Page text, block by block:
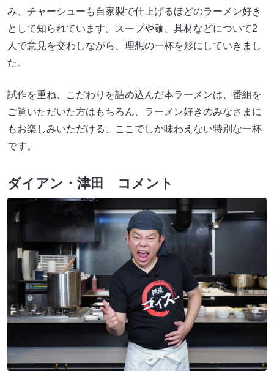
み、チャーシューも自家製で仕上げるほどのラーメン好き
として知られています。スープや麺、具材などについて2
人で意見を交わしながら、理想の一杯を形にしていきまし
た。
試作を重ね、こだわりを詰め込んだ本ラーメンは、番組を
ご覧いただいた方はもちろん、ラーメン好きのみなさまに
もお楽しみいただける、ここでしか味わえない特別な一杯
です。
ダイアン・津田 コメント